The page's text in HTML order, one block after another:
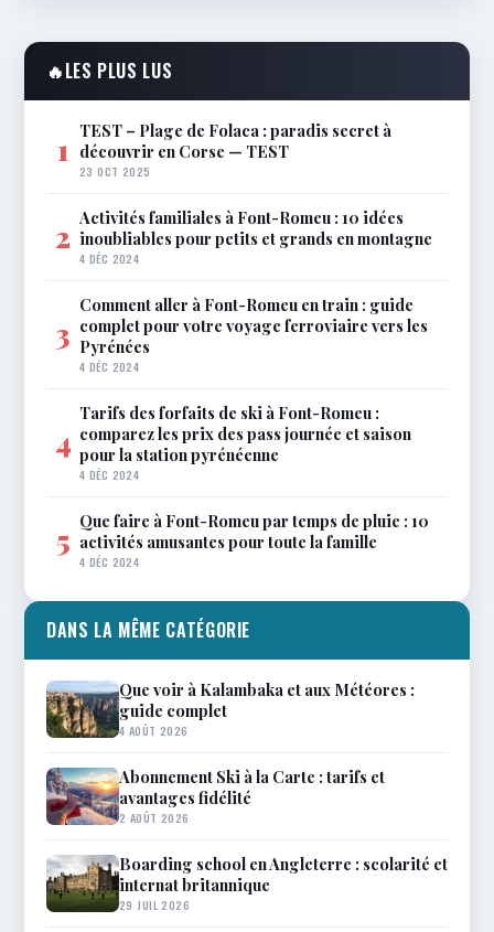
🔥LES PLUS LUS
1
TEST – Plage de Folaca : paradis secret à
découvrir en Corse — TEST
23 OCT 2025
2 Activités familiales à Font-Romeu : 10 idées
inoubliables pour petits et grands en montagne
4 DÉC 2024
3
Comment aller à Font-Romeu en train : guide
complet pour votre voyage ferroviaire vers les
Pyrénées
4 DÉC 2024
4
Tarifs des forfaits de ski à Font-Romeu :
comparez les prix des pass journée et saison
pour la station pyrénéenne
4 DÉC 2024
5 Que faire à Font-Romeu par temps de pluie : 10
activités amusantes pour toute la famille
4 DÉC 2024
DANS LA MÊME CATÉGORIE
Que voir à Kalambaka et aux Météores :
guide complet
4 AOÛT 2026
Abonnement Ski à la Carte : tarifs et
avantages fidélité
2 AOÛT 2026
Boarding school en Angleterre : scolarité et
internat britannique
29 JUIL 2026